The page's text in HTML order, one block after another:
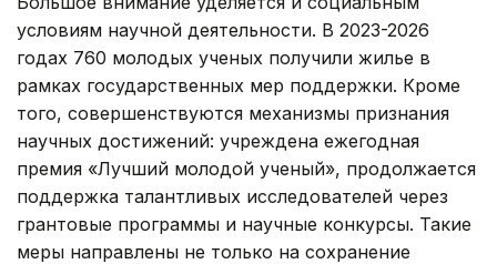
условиям научной деятельности. В 2023-2026
годах 760 молодых ученых получили жилье в
рамках государственных мер поддержки. Кроме
того, совершенствуются механизмы признания
научных достижений: учреждена ежегодная
премия «Лучший молодой ученый», продолжается
поддержка талантливых исследователей через
грантовые программы и научные конкурсы. Такие
меры направлены не только на сохранение